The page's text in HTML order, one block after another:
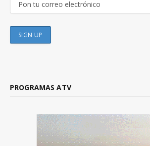
PROGRAMAS ATV